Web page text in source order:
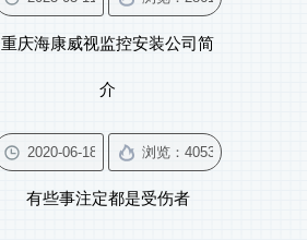
重庆海康威视监控安装公司简
介
有些事注定都是受伤者